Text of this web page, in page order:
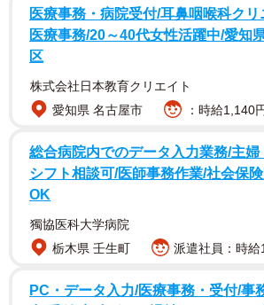
その出来事が起きたのは、日付が変わ
でいたけいちゃんさんのもとへ、“社会
（21歳）がやってきました。
ベッドの横で何やら“ゴソゴソ”。その手
「いつかは連れてくるだろうと思って
中にとは…」
そう語る通り、息子さんが抱えていた
の出会いに、驚きながらもすぐにその
医療事務・病院受付/耳鼻咽喉科クリ
医療事務/20～40代女性活躍中/愛知
区
株式会社日本教育クリエイト
愛知県 名古屋市
：時給1,140
総合病院内でのデータ入力業務/主婦
シフト相談可/医師事務作業/社会保
OK
獨協医科大学病院
栃木県 壬生町
派遣社員：時給
PC・データ入力/医療事務・受付/事